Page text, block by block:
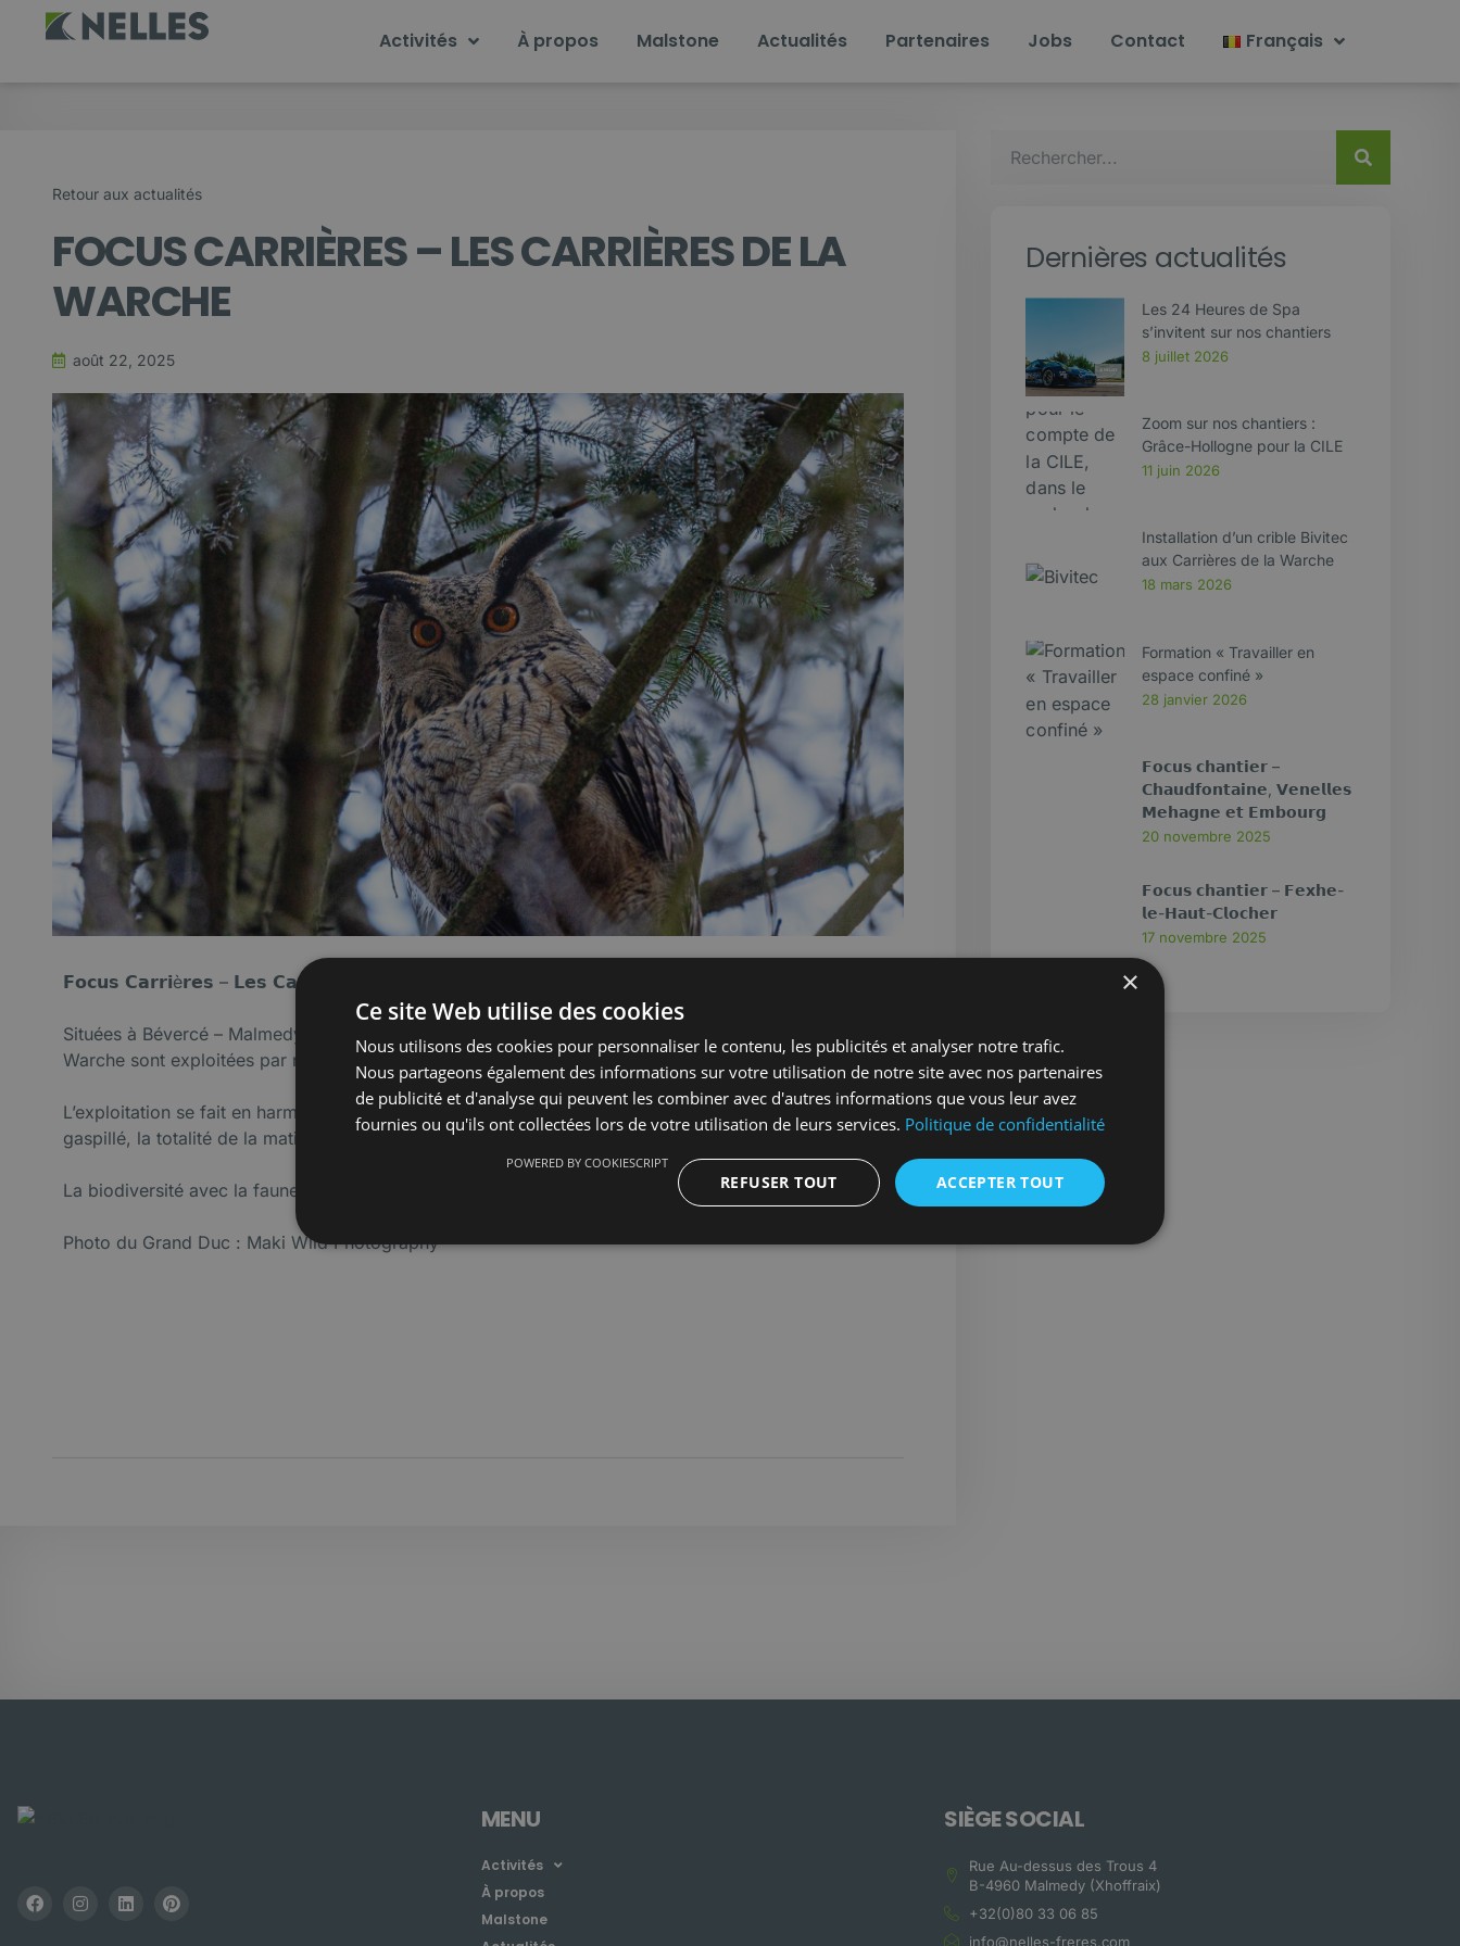
Activités À propos Malstone Actualités Partenaires Jobs Contact Français
Retour aux actualités
FOCUS CARRIÈRES – LES CARRIÈRES DE LA
WARCHE
août 22, 2025
𝗙𝗼𝗰𝘂𝘀 𝗖𝗮𝗿𝗿𝗶è𝗿𝗲𝘀 – 𝗟𝗲𝘀 𝗖𝗮𝗿𝗿𝗶è𝗿𝗲𝘀 𝗱𝗲 𝗹𝗮 𝗪𝗮𝗿𝗰𝗵𝗲
Situées à Bévercé – Malmedy, à l’entrée du Parc Naturel Hautes Fagnes Eifel, les Carrières de la
Warche sont exploitées par notre entreprise depuis près de 60 ans.
L’exploitation se fait en harmonie avec la nature et dans le respect de l’environnement. Rien n’est
gaspillé, la totalité de la matière extraite du rocher est utilisée et valorisée.
La biodiversité avec la faune et la flore est un point d’attention permanent !
Photo du Grand Duc : Maki Wild Photography
Dernières actualités
Les 24 Heures de Spa
s’invitent sur nos chantiers
8 juillet 2026
Zoom sur nos chantiers :
Grâce-Hollogne pour la CILE
11 juin 2026
Installation d’un crible Bivitec
aux Carrières de la Warche
18 mars 2026
Formation « Travailler en
espace confiné »
28 janvier 2026
𝗙𝗼𝗰𝘂𝘀 𝗰𝗵𝗮𝗻𝘁𝗶𝗲𝗿 –
𝗖𝗵𝗮𝘂𝗱𝗳𝗼𝗻𝘁𝗮𝗶𝗻𝗲, 𝗩𝗲𝗻𝗲𝗹𝗹𝗲𝘀
𝗠𝗲𝗵𝗮𝗴𝗻𝗲 𝗲𝘁 𝗘𝗺𝗯𝗼𝘂𝗿𝗴
20 novembre 2025
𝗙𝗼𝗰𝘂𝘀 𝗰𝗵𝗮𝗻𝘁𝗶𝗲𝗿 – 𝗙𝗲𝘅𝗵𝗲-
𝗹𝗲-𝗛𝗮𝘂𝘁-𝗖𝗹𝗼𝗰𝗵𝗲𝗿
17 novembre 2025
MENU
Activités
À propos
Malstone
SIÈGE SOCIAL
Rue Au-dessus des Trous 4
B-4960 Malmedy (Xhoffraix)
+32(0)80 33 06 85
info@nelles-freres.com
×
Ce site Web utilise des cookies
Nous utilisons des cookies pour personnaliser le contenu, les publicités et analyser notre trafic.
Nous partageons également des informations sur votre utilisation de notre site avec nos partenaires
de publicité et d'analyse qui peuvent les combiner avec d'autres informations que vous leur avez
fournies ou qu'ils ont collectées lors de votre utilisation de leurs services. Politique de confidentialité
ACCEPTER TOUT
REFUSER TOUT
POWERED BY COOKIESCRIPT